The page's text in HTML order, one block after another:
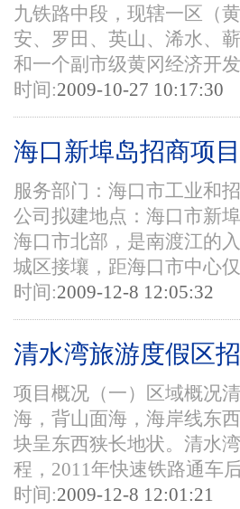
九铁路中段，现辖一区（
安、罗田、英山、浠水、
和一个副市级黄冈经济开
时间:2009-10-27 10:17:30
海口新埠岛招商项目
服务部门：海口市工业和
公司拟建地点：海口市新
海口市北部，是南渡江的
城区接壤，距海口市中心
时间:2009-12-8 12:05:32
清水湾旅游度假区
项目概况（一）区域概况
海，背山面海，海岸线东
块呈东西狭长地状。清水
程，2011年快速铁路通车
时间:2009-12-8 12:01:21